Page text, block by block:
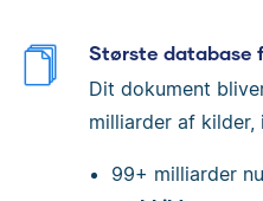
Største database
Dit dokument
milliarder af kilder,
99+ milliarder